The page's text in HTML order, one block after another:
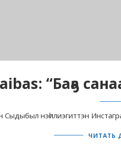
“Баҕа
Сыдыбыл нэһилиэгиттэн
ЧИТАТЬ